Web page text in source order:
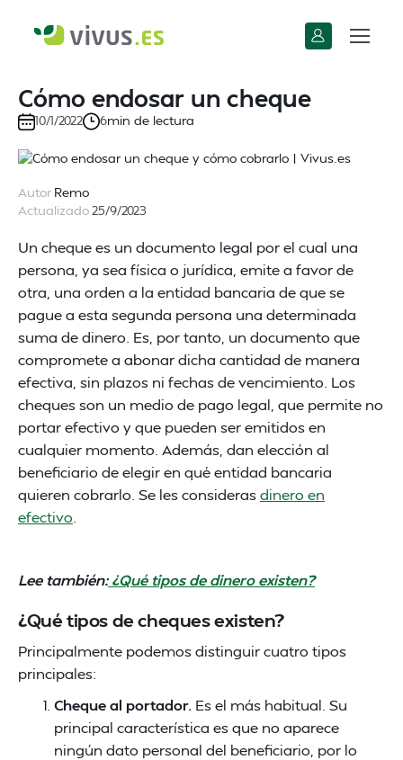
Cómo endosar un cheque
10/1/2022 6min de lectura
Autor Remo
Actualizado25/9/2023
Un cheque es un documento legal por el cual una
persona, ya sea física o jurídica, emite a favor de
otra, una orden a la entidad bancaria de que se
pague a esta segunda persona una determinada
suma de dinero. Es, por tanto, un documento que
compromete a abonar dicha cantidad de manera
efectiva, sin plazos ni fechas de vencimiento. Los
cheques son un medio de pago legal, que permite no
portar efectivo y que pueden ser emitidos en
cualquier momento. Además, dan elección al
beneficiario de elegir en qué entidad bancaria
quieren cobrarlo. Se les considerasdinero en
efectivo
Lee también:¿Qué tipos de dinero existen?
¿Qué tipos de cheques existen?
Principalmente podemos distinguir cuatro tipos
principales:
Cheque al portador. Es el más habitual. Su
principal característica es que no aparece
ningún dato personal del beneficiario, por lo